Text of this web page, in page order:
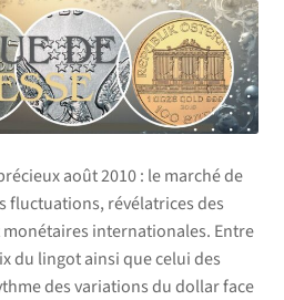
août 2010 : le marché de
fluctuations, révélatrices des
internationales. Entre
du lingot ainsi que celui des
des variations du dollar face